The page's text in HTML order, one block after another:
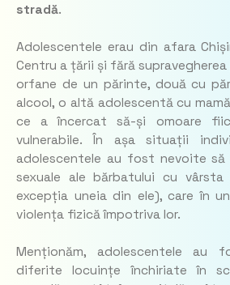
stradă.
Adolescentele erau din afara
Centru a țării și fără
orfane de un părinte, două cu
alcool, o altă adolescentă cu
ce a încercat să-și omoare
vulnerabile. În așa situații
adolescentele au fost nevoite să
sexuale ale bărbatului cu
excepția uneia din ele), care în
violența fizică împotriva lor.
Menționăm, adolescentele au
diferite locuințe închiriate în